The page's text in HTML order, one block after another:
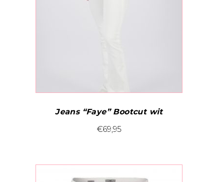
Jeans “Faye” Bootcut wit
€69,95
Dit
meerdere